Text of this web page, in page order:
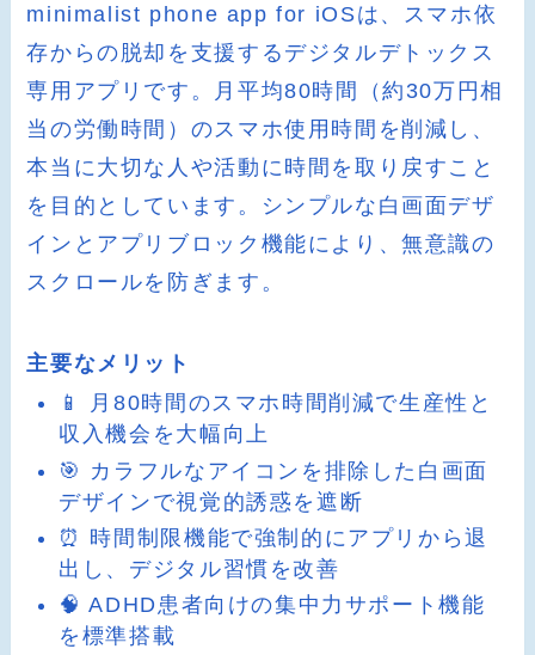
minimalist phone app for iOSは、スマホ依
存からの脱却を支援するデジタルデトックス
専用アプリです。月平均80時間（約30万円相
当の労働時間）のスマホ使用時間を削減し、
本当に大切な人や活動に時間を取り戻すこと
を目的としています。シンプルな白画面デザ
インとアプリブロック機能により、無意識の
スクロールを防ぎます。
主要なメリット
📱 月80時間のスマホ時間削減で生産性と
収入機会を大幅向上
🎯 カラフルなアイコンを排除した白画面
デザインで視覚的誘惑を遮断
⏰ 時間制限機能で強制的にアプリから退
出し、デジタル習慣を改善
🧠 ADHD患者向けの集中力サポート機能
を標準搭載